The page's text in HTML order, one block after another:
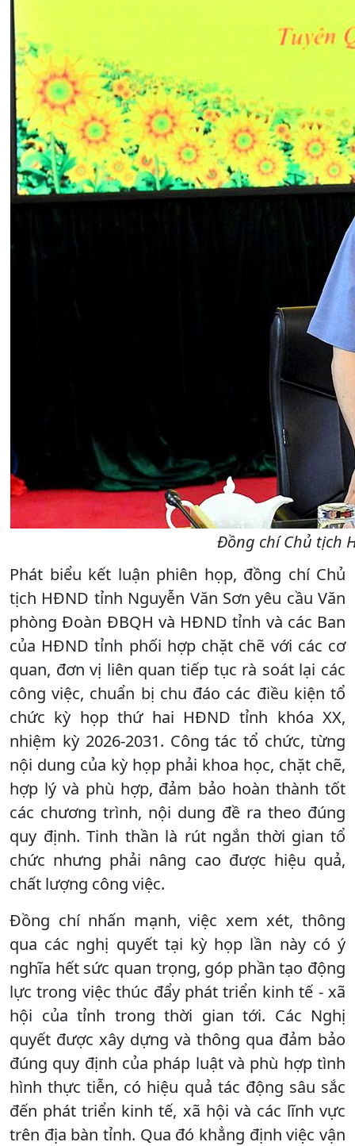
Đồng chí Chủ tịch
Phát biểu kết luận phiên họp, đồng chí Chủ
tịch HĐND tỉnh Nguyễn Văn Sơn yêu cầu Văn
phòng Đoàn ĐBQH và HĐND tỉnh và các Ban
của HĐND tỉnh phối hợp chặt chẽ với các cơ
quan, đơn vị liên quan tiếp tục rà soát lại các
công việc, chuẩn bị chu đáo các điều kiện tổ
chức kỳ họp thứ hai HĐND tỉnh khóa XX,
nhiệm kỳ 2026-2031. Công tác tổ chức, từng
nội dung của kỳ họp phải khoa học, chặt chẽ,
hợp lý và phù hợp, đảm bảo hoàn thành tốt
các chương trình, nội dung đề ra theo đúng
quy định. Tinh thần là rút ngắn thời gian tổ
chức nhưng phải nâng cao được hiệu quả,
chất lượng công việc.
Đồng chí nhấn mạnh, việc xem xét, thông
qua các nghị quyết tại kỳ họp lần này có ý
nghĩa hết sức quan trọng, góp phần tạo động
lực trong việc thúc đẩy phát triển kinh tế - xã
hội của tỉnh trong thời gian tới. Các Nghị
quyết được xây dựng và thông qua đảm bảo
đúng quy định của pháp luật và phù hợp tình
hình thực tiễn, có hiệu quả tác động sâu sắc
đến phát triển kinh tế, xã hội và các lĩnh vực
trên địa bàn tỉnh. Qua đó khẳng định việc vận